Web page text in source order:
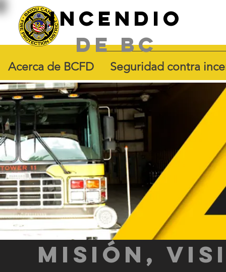
Incendio
de BC
Acerca de BCFD Seguridad contra
Misión,